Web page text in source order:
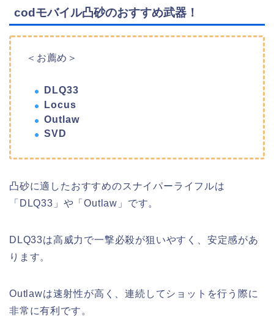
codモバイル凸砂のおすすめ武器！
＜お薦め＞
DLQ33
Locus
Outlaw
SVD
凸砂に適したおすすめのスナイパーライフルは
「DLQ33」や「Outlaw」です。
DLQ33は高威力で一撃必殺が狙いやすく、安定感があ
ります。
Outlawは速射性が高く、連続してショットを行う際に
非常に有利です。